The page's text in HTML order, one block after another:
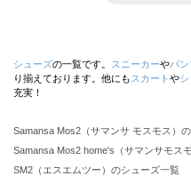
シューズの一覧です。 スニーカーやパン
り揃えております。他にも スカート や
充実！
Samansa Mos2（サマンサ モスモス）
Samansa Mos2 home's（サマンサモス
SM2（エスエムツー）のシューズ一覧